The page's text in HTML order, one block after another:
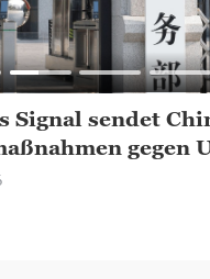
Signal sendet
gegen